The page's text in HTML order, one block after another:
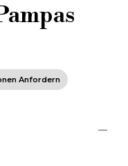
Anfordern